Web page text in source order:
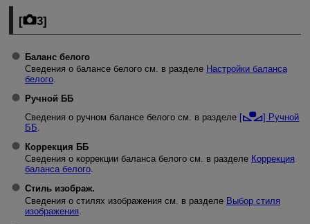
[ 3]
Баланс белого
Сведения о балансе белого см. в разделе Настройки баланса
белого.
Ручной ББ
Сведения о ручном балансе белого см. в разделе [
] Ручной
ББ.
Коррекция ББ
Сведения о коррекции баланса белого см. в разделе Коррекция
баланса белого.
Стиль изображ.
Сведения о стилях изображения см. в разделе Выбор стиля
изображения